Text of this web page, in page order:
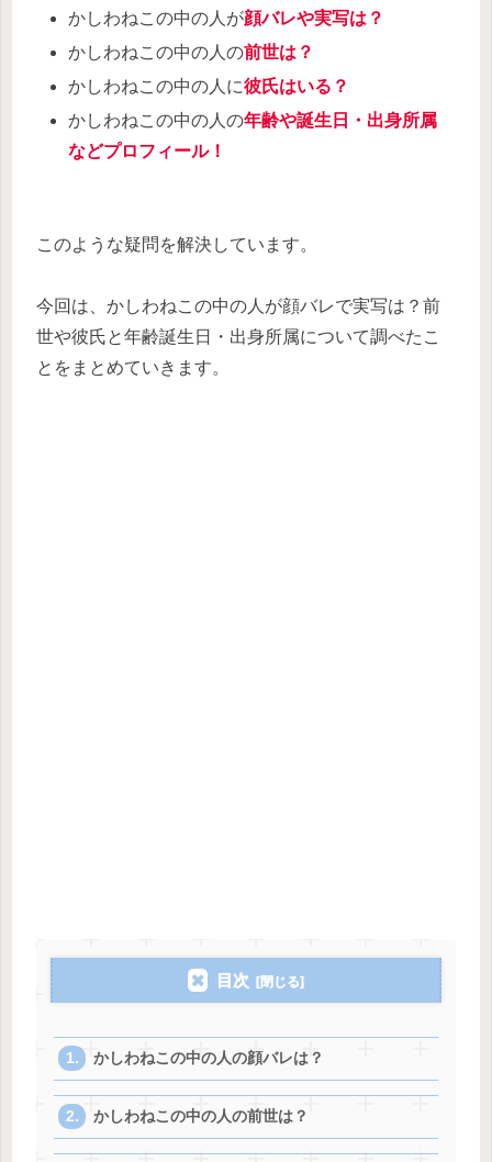
かしわねこの中の人が顔バレや実写は？
かしわねこの中の人の前世は？
かしわねこの中の人に彼氏はいる？
かしわねこの中の人の年齢や誕生日・出身所属
などプロフィール！
このような疑問を解決しています。
今回は、かしわねこの中の人が顔バレで実写は？前
世や彼氏と年齢誕生日・出身所属について調べたこ
とをまとめていきます。
目次
かしわねこの中の人の顔バレは？
かしわねこの中の人の前世は？